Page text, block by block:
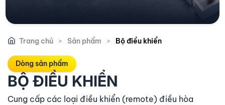
Trang chủ > Sản phẩm > Bộ điều khiển
Dòng sản phẩm
BỘ ĐIỀU KHIỂN
Cung cấp các loại điều khiển (remote) điều hòa